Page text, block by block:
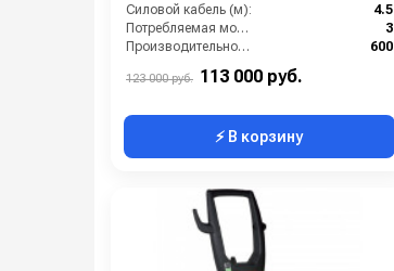
Силовой кабель (м):
4.5
Потребляемая мощность (Вт):
3
Производительность (л/ч):
600
123 000 руб. 113 000 руб.
⚡ В корзину